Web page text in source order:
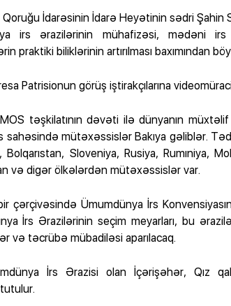
İdarəsinin İdarə Heyətinin sədri Şahin
irs ərazilərinin mühafizəsi, mədəni irs
praktiki biliklərinin artırılması baxımından
Patrisionun görüş iştirakçılarına
təşkilatının dəvəti ilə dünyanın müxtəlif
mütəxəssislər Bakıya gəliblər.
Sloveniya, Rusiya, Rumıniya,
və digər ölkələrdən mütəxəssislər var.
çərçivəsində Ümumdünya İrs
İrs Ərazilərinin seçim meyarları, bu
və təcrübə mübadiləsi aparılacaq.
İrs Ərazisi olan İçərişəhər, Qız